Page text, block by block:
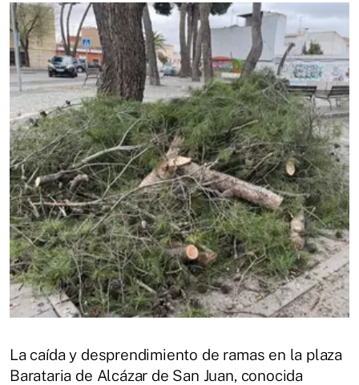
La caída y desprendimiento de ramas en la plaza
Barataria de Alcázar de San Juan, conocida